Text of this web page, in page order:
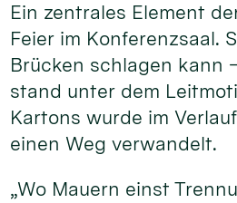
Ein zentrales Element
Feier im Konferenzsaal.
Brücken schlagen kann
stand unter dem
Kartons wurde im
einen Weg verwandelt.
„Wo Mauern einst